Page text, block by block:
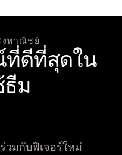
งพาณิชย์
ที่ดีที่สุดใน
ธีม
วมกับฟีเจอร์ใหม่